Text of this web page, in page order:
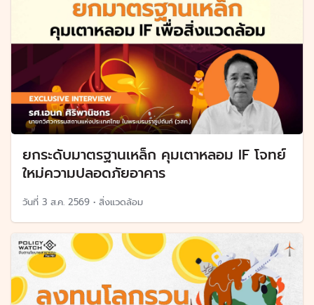
ยกระดับมาตรฐานเหล็ก คุมเตาหลอม IF โจทย์
ใหม่ความปลอดภัยอาคาร
วันที่ 3 ส.ค. 2569 • สิ่งแวดล้อม